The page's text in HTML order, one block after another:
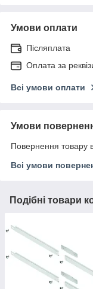
Умови оплати
Післяплата
Оплата за
Всі умови оплати
Умови
Повернення товару
Всі умови
Подібні товари